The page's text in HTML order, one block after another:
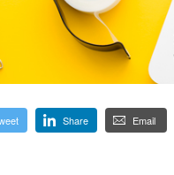
Share Email